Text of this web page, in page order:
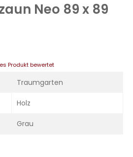
Neo 89 x 89
Produkt bewertet
Traumgarten
Holz
Grau